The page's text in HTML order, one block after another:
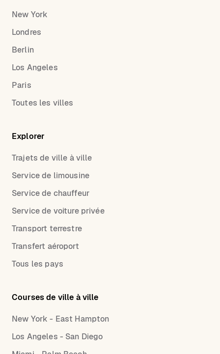
New York
Londres
Berlin
Los Angeles
Paris
Toutes les villes
Explorer
Trajets de ville à ville
Service de limousine
Service de chauffeur
Service de voiture privée
Transport terrestre
Transfert aéroport
Tous les pays
Courses de ville à ville
New York - East Hampton
Los Angeles - San Diego